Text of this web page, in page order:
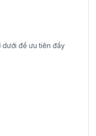
dưới để ưu tiên đẩy